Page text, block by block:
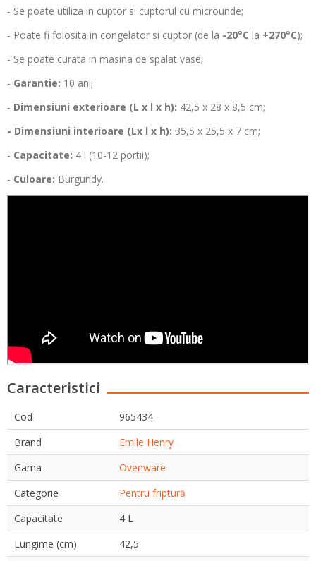
- Se poate utiliza in cuptor si cuptorul cu microunde;
- Poate fi folosita in congelator si cuptor (de la -20°C la +270°C);
- Se poate curata in masina de spalat vase;
- Garantie: 10 ani;
- Dimensiuni exterioare (L x l x h): 42,5 x 28 x 8,5 cm;
- Dimensiuni interioare (Lx l x h): 35,5 x 25,5 x 7 cm;
- Capacitate: 4 l (10-12 portii);
- Culoare: Burgundy.
Caracteristici
Cod
965434
Brand
Emile Henry
Gama
Ovenware
Categorie
Pentru friptură
Capacitate
4 L
Lungime (cm)
42,5